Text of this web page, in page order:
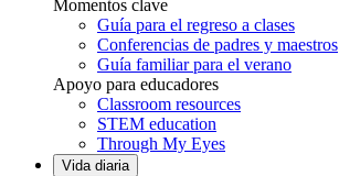
Momentos clave
Guía para el regreso a clases
Conferencias de padres y maestros
Guía familiar para el verano
Apoyo para educadores
Classroom resources
STEM education
Through My Eyes
Vida diaria